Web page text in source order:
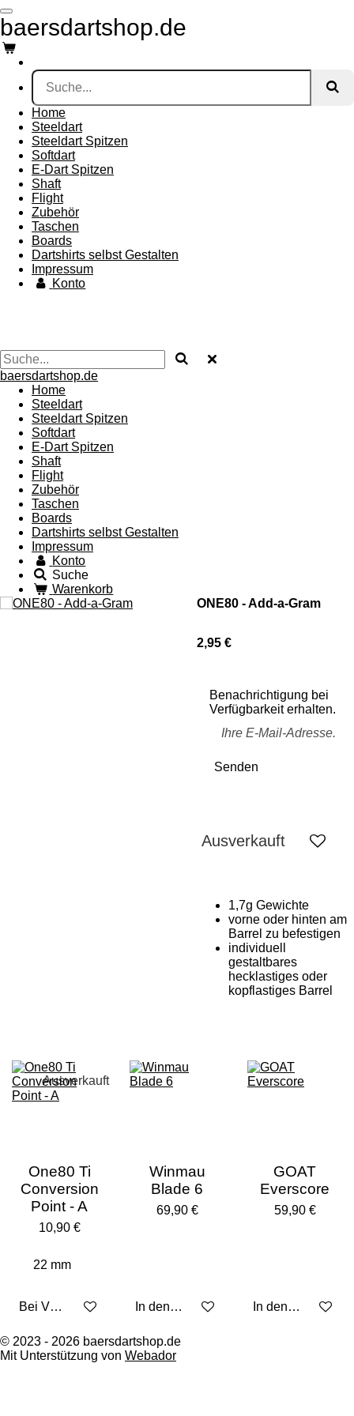
Zum
Hauptinhalt
springen
baersdartshop.de
Home
Steeldart
Steeldart Spitzen
Softdart
E-Dart Spitzen
Shaft
Flight
Zubehör
Taschen
Boards
Dartshirts selbst Gestalten
Impressum
Konto
baersdartshop.de
Home
Steeldart
Steeldart Spitzen
Softdart
E-Dart Spitzen
Shaft
Flight
Zubehör
Taschen
Boards
Dartshirts selbst Gestalten
Impressum
Konto
Suche
Warenkorb
ONE80 - Add-a-Gram
2,95 €
Benachrichtigung bei
Verfügbarkeit erhalten.
Senden
Ausverkauft
1,7g Gewichte
vorne oder hinten am
Barrel zu befestigen
individuell
gestaltbares
hecklastiges oder
kopflastiges Barrel
Ausverkauft
One80 Ti
Conversion
Point - A
10,90 €
Bei Verfügbarkeit benachrichtigen
Winmau
Blade 6
69,90 €
In den Warenkorb
GOAT
Everscore
59,90 €
In den Warenkorb
© 2023 - 2026 baersdartshop.de
Mit Unterstützung von Webador